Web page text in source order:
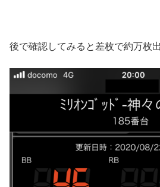
後で確認してみると差枚で約万枚